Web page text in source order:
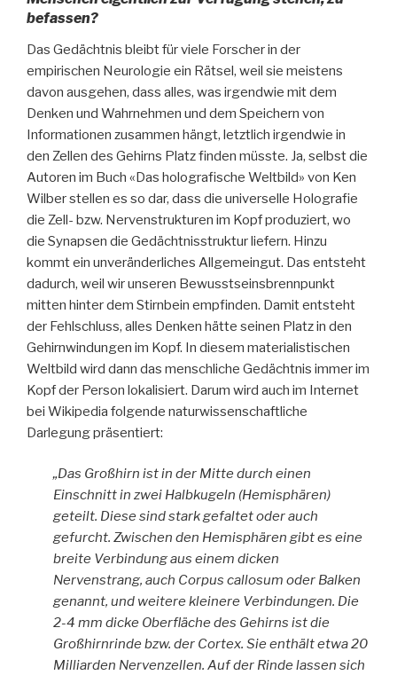
befassen?
Das Gedächtnis bleibt für viele Forscher in der
empirischen Neurologie ein Rätsel, weil sie meistens
davon ausgehen, dass alles, was irgendwie mit dem
Denken und Wahrnehmen und dem Speichern von
Informationen zusammen hängt, letztlich irgendwie in
den Zellen des Gehirns Platz finden müsste. Ja, selbst die
Autoren im Buch «Das holografische Weltbild» von Ken
Wilber stellen es so dar, dass die universelle Holografie
die Zell- bzw. Nervenstrukturen im Kopf produziert, wo
die Synapsen die Gedächtnisstruktur liefern. Hinzu
kommt ein unveränderliches Allgemeingut. Das entsteht
dadurch, weil wir unseren Bewusstseinsbrennpunkt
mitten hinter dem Stirnbein empfinden. Damit entsteht
der Fehlschluss, alles Denken hätte seinen Platz in den
Gehirnwindungen im Kopf. In diesem materialistischen
Weltbild wird dann das menschliche Gedächtnis immer im
Kopf der Person lokalisiert. Darum wird auch im Internet
bei Wikipedia folgende naturwissenschaftliche
Darlegung präsentiert:
„Das Großhirn ist in der Mitte durch einen
Einschnitt in zwei Halbkugeln (Hemisphären)
geteilt. Diese sind stark gefaltet oder auch
gefurcht. Zwischen den Hemisphären gibt es eine
breite Verbindung aus einem dicken
Nervenstrang, auch Corpus callosum oder Balken
genannt, und weitere kleinere Verbindungen. Die
2-4 mm dicke Oberfläche des Gehirns ist die
Großhirnrinde bzw. der Cortex. Sie enthält etwa 20
Milliarden Nervenzellen. Auf der Rinde lassen sich